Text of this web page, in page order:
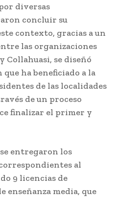
diversas
concluir su
contexto, gracias a un
las organizaciones
Collahuasi, se diseñó
ha beneficiado a la
de las localidades
de un proceso
finalizar el primer y
entregaron los
al
9 licencias de
enseñanza media, que